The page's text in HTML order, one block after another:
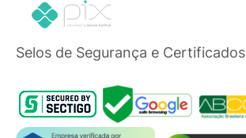
Selos de Segurança e Certificados